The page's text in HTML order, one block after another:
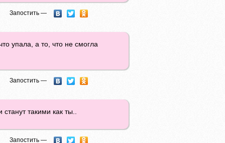
Запостить —
упала, а то, что не смогла
Запостить —
такими как ты..
Запостить —